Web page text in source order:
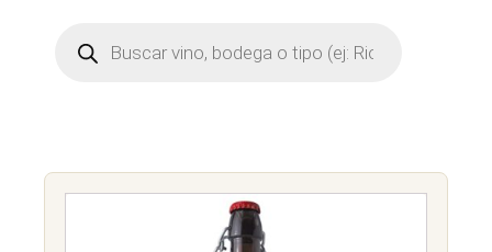
Búsqueda